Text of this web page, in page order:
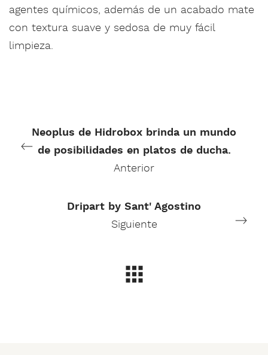
agentes químicos, además de un acabado mate
con textura suave y sedosa de muy fácil
limpieza.
Neoplus de Hidrobox brinda un mundo
de posibilidades en platos de ducha.
Anterior
Dripart by Sant' Agostino
Siguiente